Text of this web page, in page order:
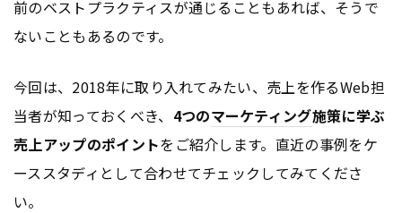
前のベストプラクティスが通じることもあれば、そうで
ないこともあるのです。
今回は、2018年に取り入れてみたい、売上を作るWeb担
当者が知っておくべき、 4つのマーケティング施策に学ぶ
売上アップのポイントをご紹介します。直近の事例をケ
ーススタディとして合わせてチェックしてみてくださ
い。